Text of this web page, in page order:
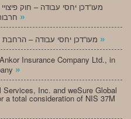
»
»
Insurance Company Ltd., in
»
Inc. and weSure Global
a total consideration of NIS 37M